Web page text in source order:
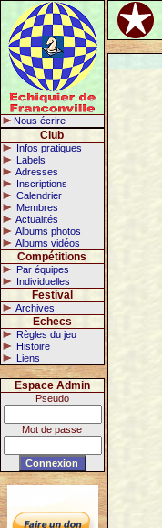
Nous écrire
Club
Infos pratiques
Labels
Adresses
Inscriptions
Calendrier
Membres
Actualités
Albums photos
Albums vidéos
Compétitions
Par équipes
Individuelles
Festival
Archives
Echecs
Règles du jeu
Histoire
Liens
Espace Admin
Pseudo
Mot de passe